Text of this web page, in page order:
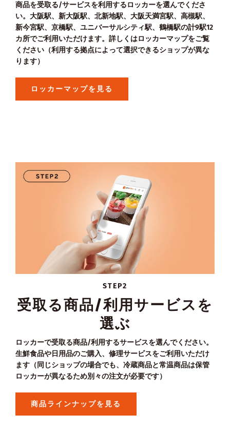
商品を受取る/サービスを利用するロッカーを選んでくださ
い。大阪駅、新大阪駅、北新地駅、大阪天満宮駅、高槻駅、
新今宮駅、京橋駅、ユニバーサルシティ駅、鶴橋駅の計9駅12
カ所でご利用いただけます。詳しくはロッカーマップをご覧
ください（利用する拠点によって選択できるショップが異な
ります）
ロッカーマップを見る
STEP2
受取る商品/利用サービスを
選ぶ
ロッカーで受取る商品/利用するサービスを選んでください。
生鮮食品や日用品のご購入、修理サービスをご利用いただけ
ます（同じショップの場合でも、冷蔵商品と常温商品は保管
ロッカーが異なるため別々の注文が必要です）
商品ラインナップを見る